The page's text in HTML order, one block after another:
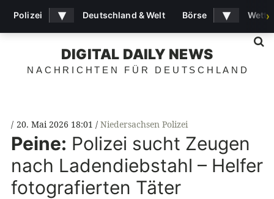
DIGITAL DAILY NEWS
NACHRICHTEN FÜR DEUTSCHLAND
20. Mai 2026 18:01 Niedersachsen Polizei
Peine: Polizei sucht Zeugen
nach Ladendiebstahl – Helfer
fotografierten Täter
Polizei ▾ Deutschland & Welt Börse ▾ ›